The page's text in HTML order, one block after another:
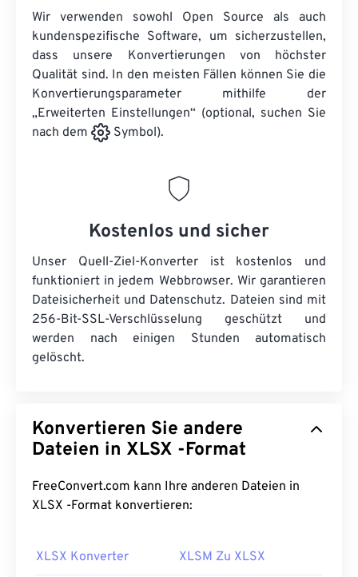
Wir verwenden sowohl Open Source als auch
kundenspezifische Software, um sicherzustellen,
dass unsere Konvertierungen von höchster
Qualität sind. In den meisten Fällen können Sie die
Konvertierungsparameter mithilfe der
„Erweiterten Einstellungen“ (optional, suchen Sie
nach dem
Symbol).
Kostenlos und sicher
Unser Quell-Ziel-Konverter ist kostenlos und
funktioniert in jedem Webbrowser. Wir garantieren
Dateisicherheit und Datenschutz. Dateien sind mit
256-Bit-SSL-Verschlüsselung geschützt und
werden nach einigen Stunden automatisch
gelöscht.
Konvertieren Sie andere
Dateien in XLSX -Format
FreeConvert.com kann Ihre anderen Dateien in
XLSX -Format konvertieren:
XLSX Konverter XLSM Zu XLSX